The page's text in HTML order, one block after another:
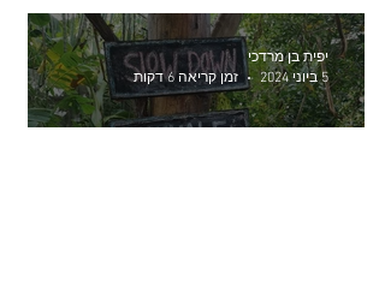
<< לכל המאמריםיפית בן מרדכי
5 ביוני 2024
זמן קריאה 6 דקות